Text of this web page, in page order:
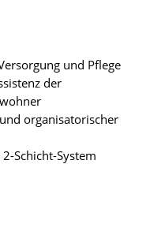
und Pflege
der
organisatorischer
Schicht-System